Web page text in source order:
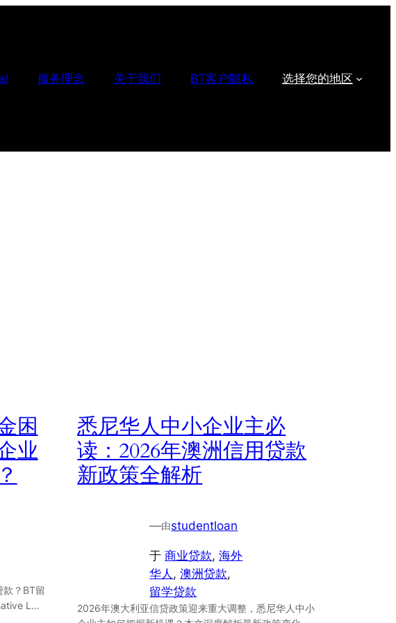
服务理念 关于我们 BT客户隐私 选择您的地区
困
业
款？BT留
L…
悉尼华人中小企业主必
读：2026年澳洲信用贷款
新政策全解析
—由studentloan
于商业贷款, 海外
华人 , 澳洲贷款
留学贷款
2026年澳大利亚信贷政策迎来重大调整，悉尼华人中小